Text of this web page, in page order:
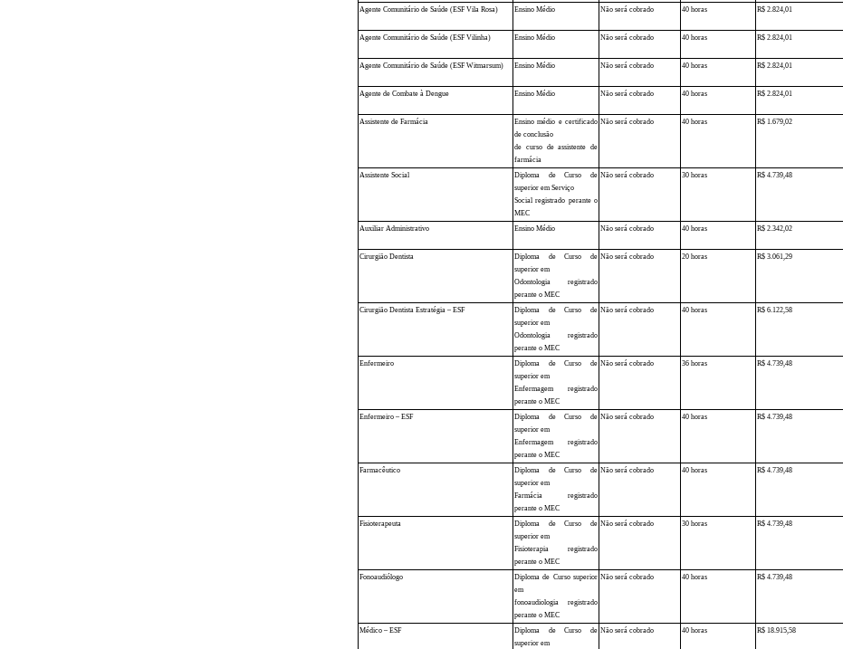
Agente Comunitário de Saúde (ESF Vila Rosa) Ensino Médio Não será cobrado 40 horas R$ 2.824,01
Agente Comunitário de Saúde (ESF Vilinha) Ensino Médio Não será cobrado 40 horas R$ 2.824,01
Agente Comunitário de Saúde (ESF Witmarsum) Ensino Médio Não será cobrado 40 horas R$ 2.824,01
Agente de Combate à Dengue Ensino Médio Não será cobrado 40 horas R$ 2.824,01
Assistente de Farmácia
Ensino médio e certificado
de conclusão
de curso de assistente de
farmácia
Não será cobrado 40 horas R$ 1.679,02
Assistente Social
Diploma de Curso de
superior em Serviço
Social registrado perante o
MEC
Não será cobrado 30 horas R$ 4.739,48
Auxiliar Administrativo Ensino Médio Não será cobrado 40 horas R$ 2.342,02
Cirurgião Dentista
Diploma de Curso de
superior em
Odontologia registrado
perante o MEC
Não será cobrado 20 horas R$ 3.061,29
Cirurgião Dentista Estratégia – ESF
Diploma de Curso de
superior em
Odontologia registrado
perante o MEC
Não será cobrado 40 horas R$ 6.122,58
Enfermeiro
Diploma de Curso de
superior em
Enfermagem registrado
perante o MEC
Não será cobrado 36 horas R$ 4.739,48
Enfermeiro – ESF
Diploma de Curso de
superior em
Enfermagem registrado
perante o MEC
Não será cobrado 40 horas R$ 4.739,48
Farmacêutico
Diploma de Curso de
superior em
Farmácia registrado
perante o MEC
Não será cobrado 40 horas R$ 4.739,48
Fisioterapeuta
Diploma de Curso de
superior em
Fisioterapia registrado
perante o MEC
Não será cobrado 30 horas R$ 4.739,48
Fonoaudiólogo
Diploma de Curso superior
em
fonoaudiologia registrado
perante o MEC
Não será cobrado 40 horas R$ 4.739,48
Médico – ESF
Diploma de Curso de
superior em
Não será cobrado 40 horas R$ 18.915,58